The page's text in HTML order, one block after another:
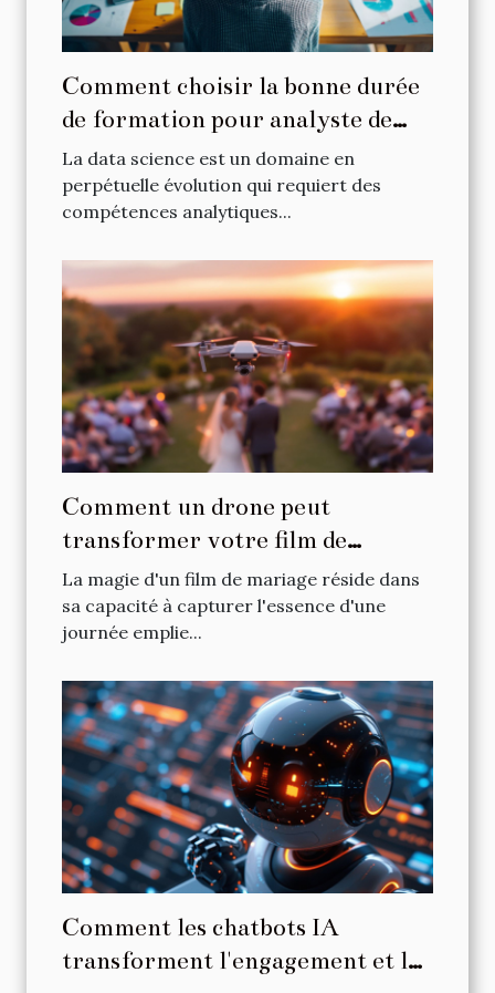
Comment choisir la bonne durée
de formation pour analyste de
données
La data science est un domaine en
perpétuelle évolution qui requiert des
compétences analytiques...
Comment un drone peut
transformer votre film de
mariage en souvenir inoubliable
La magie d'un film de mariage réside dans
sa capacité à capturer l'essence d'une
journée emplie...
Comment les chatbots IA
transforment l'engagement et la